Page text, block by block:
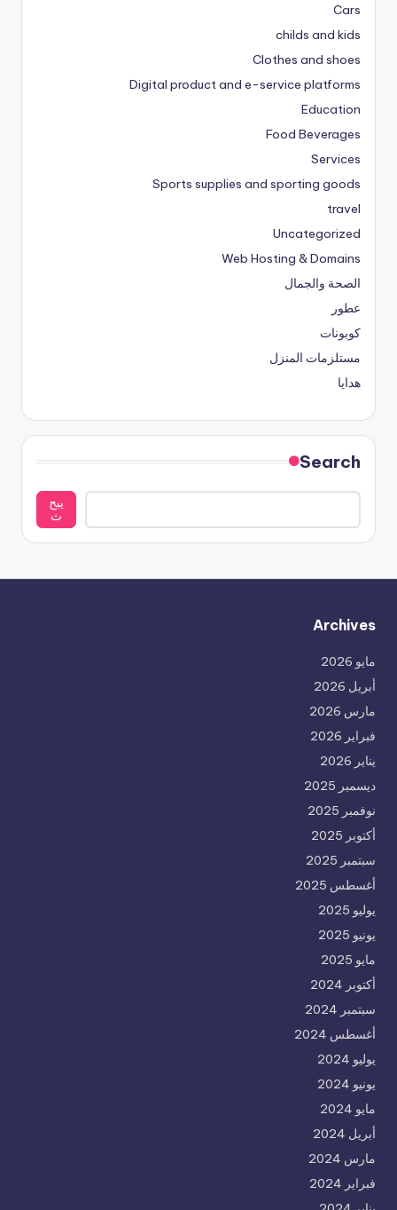
Cars
childs and kids
Clothes and shoes
Digital product and e-service platforms
Education
Food Beverages
Services
Sports supplies and sporting goods
travel
Uncategorized
Web Hosting & Domains
الصحة والجمال
عطور
كوبونات
مستلزمات المنزل
هدايا
Search
يبح
ث
Archives
مايو 2026
أبريل 2026
مارس 2026
فبراير 2026
يناير 2026
ديسمبر 2025
نوفمبر 2025
أكتوبر 2025
سبتمبر 2025
أغسطس 2025
يوليو 2025
يونيو 2025
مايو 2025
أكتوبر 2024
سبتمبر 2024
أغسطس 2024
يوليو 2024
يونيو 2024
مايو 2024
أبريل 2024
مارس 2024
فبراير 2024